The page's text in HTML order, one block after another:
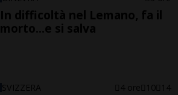
In difficoltà nel Lemano, fa il
morto...e si salva
SVIZZERA 4 ore 10 14